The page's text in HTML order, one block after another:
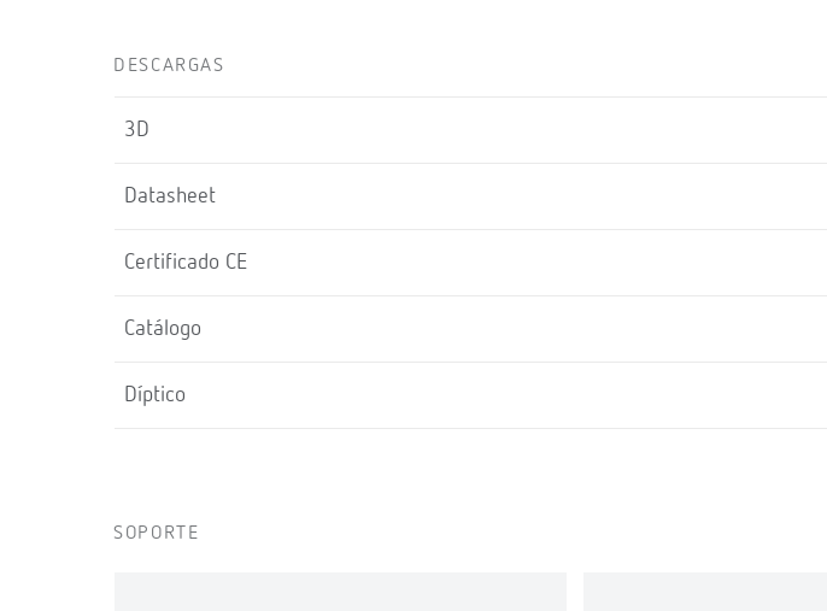
DESCARGAS
3D
Datasheet
Certificado CE
Catálogo
Díptico
SOPORTE